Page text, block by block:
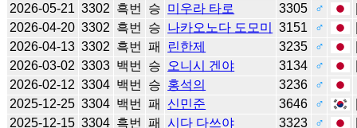
2026-05-21 3302 흑번 승 미우라 타로 3305 ♂
2026-04-20 3302 흑번 승 나카오노다 도모미 3151 ♂
2026-04-13 3302 흑번 패 린한제 3235 ♂
2026-03-02 3303 백번 승 오니시 겐야 3134 ♂
2026-02-12 3304 백번 승 홍석의 3236
♂
2025-12-25 3304 백번 패 신민준 3646 ♂
2025-12-15 3304 흑번 패 시다 다쓰야 3323 ♂